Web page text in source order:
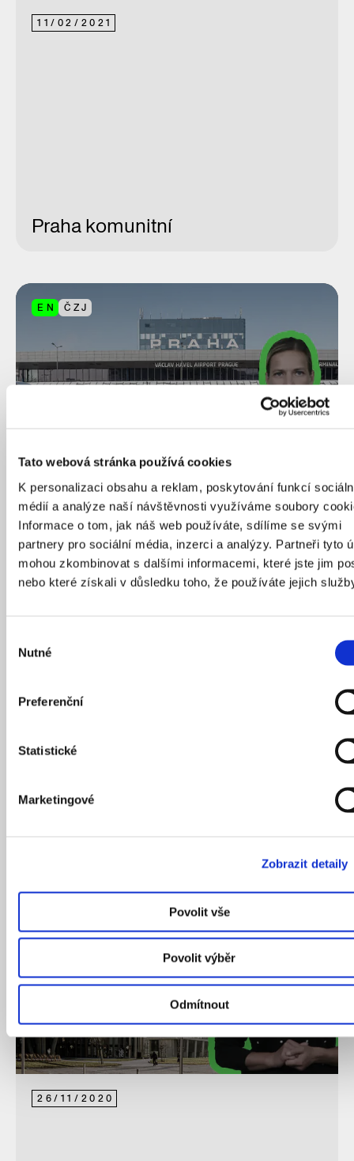
Tato webová stránka používá cookies
K personalizaci obsahu a reklam, poskytování funkcí
médií a analýze naší návštěvnosti využíváme soubory
Informace o tom, jak náš web používáte, sdílíme se svými
partnery pro sociální média, inzerci a analýzy. Partneři tyto
mohou zkombinovat s dalšími informacemi, které jste jim
nebo které získali v důsledku toho, že používáte jejich
souhlasu
Nutné
Preferenční
Statistické
Marketingové
Zobrazit detaily
Povolit vše
Povolit výběr
Odmítnout
11/ 02/ 2021
Praha komunitní
EN ČZJ
13/ 01/2021
Budoucnost letiště Václava Havla
26/ 11/ 2020